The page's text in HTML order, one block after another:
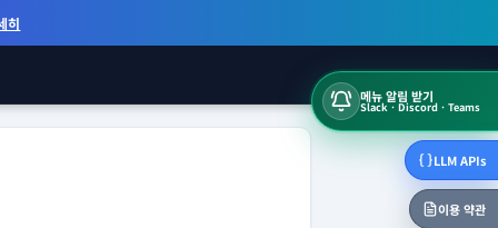
히
메뉴 알림 받기
Slack · Discord · Teams
LLM APIs
이용 약관